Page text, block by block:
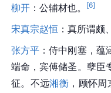
柳开 ：公辅材也。 [6]
宋真宗赵恒 ：真所谓颇
张方平 ：侍中刚塞，
端命，宾傅储圣。孽臣
征。不远湘衡 ，顾怀